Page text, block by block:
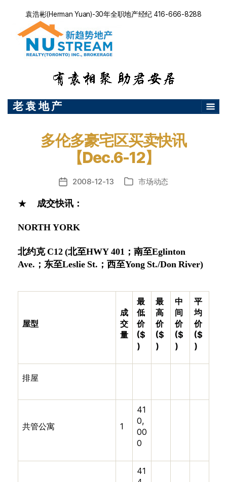
袁浩彬(Herman Yuan)-30年全职地产经纪 416-666-8288
老 袁 地 产
多伦多豪宅区买卖快讯
【Dec.6-12】
发
日
2008-12-13
分 市场动态
★ 成交快讯：
NORTH YORK
北约克C12(北至HWY 401 ； 南至Eglinton
Ave. ； 东至Leslie St. ； 西至Yong St./Don River)
屋型
成
交
量
最
低
价
($
)
最
高
价
($
)
中
间
价
($
)
平
均
价
($
)
排屋
共管公寓 1
41
0,
00
0
41